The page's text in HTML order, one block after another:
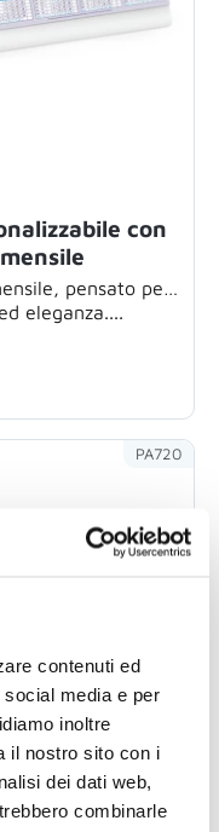
contenuti ed
media e per
inoltre
il nostro sito con i
dei dati web,
combinarle
con
pensato per
eleganza....
PA720